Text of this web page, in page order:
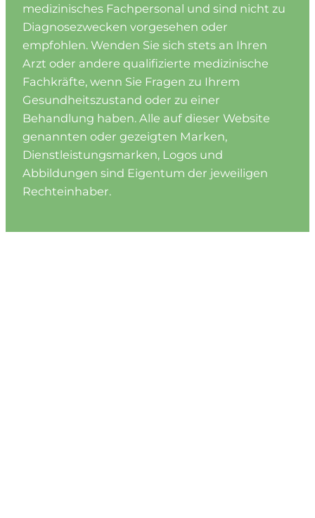
medizinisches Fachpersonal und sind nicht zu
Diagnosezwecken vorgesehen oder
empfohlen. Wenden Sie sich stets an Ihren
Arzt oder andere qualifizierte medizinische
Fachkräfte, wenn Sie Fragen zu Ihrem
Gesundheitszustand oder zu einer
Behandlung haben. Alle auf dieser Website
genannten oder gezeigten Marken,
Dienstleistungsmarken, Logos und
Abbildungen sind Eigentum der jeweiligen
Rechteinhaber.